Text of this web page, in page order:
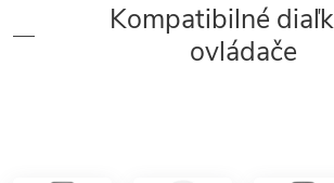
Kompatibilné
ovládače